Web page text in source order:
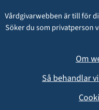
Vårdgivarwebben är till för
Söker du som privatperson
Om
Så behandlar